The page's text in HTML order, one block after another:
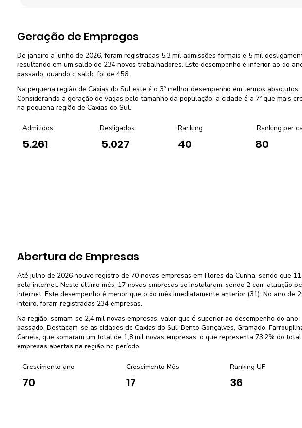
Geração de Empregos
De janeiro a junho de 2026, foram registradas 5,3 mil admissões formais e 5 mil
resultando em um saldo de 234 novos trabalhadores. Este desempenho é inferior ao do
passado, quando o saldo foi de 456.
Na pequena região de Caxias do Sul este é o 3º melhor desempenho em termos absolutos.
Considerando a geração de vagas pelo tamanho da população, a cidade é a 7º que mais
na pequena região de Caxias do Sul.
Admitidos
5.261
Desligados
5.027
Ranking
40
Ranking per
80
Abertura de Empresas
Até julho de 2026 houve registro de 70 novas empresas em Flores da Cunha, sendo que
pela internet. Neste último mês, 17 novas empresas se instalaram, sendo 2 com atuação
internet. Este desempenho é menor que o do mês imediatamente anterior (31). No ano de
inteiro, foram registradas 234 empresas.
Na região, somam-se 2,4 mil novas empresas, valor que é superior ao desempenho do ano
passado. Destacam-se as cidades de Caxias do Sul, Bento Gonçalves, Gramado,
Canela, que somaram um total de 1,8 mil novas empresas, o que representa 73,2% do
empresas abertas na região no período.
Crescimento ano
70
Crescimento Mês
17
Ranking UF
36